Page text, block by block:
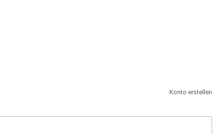
Konto erstellen